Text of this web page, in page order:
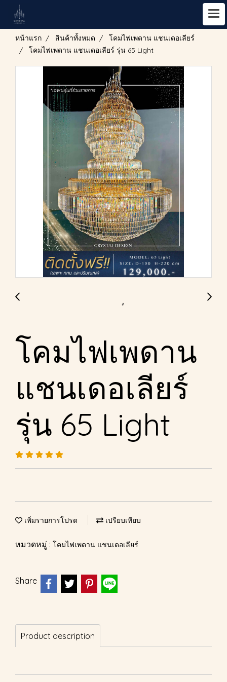
หน้าแรก สินค้าทั้งหมด
โคมไฟเพดาน แชนเดอเลียร์
โคมไฟเพดาน แชนเดอเลียร์ รุ่น 65 Light
โคมไฟเพดาน
แชนเดอเลียร์
รุ่น 65 Light
เพิ่มรายการโปรด เปรียบเทียบ
หมวดหมู่ : โคมไฟเพดาน แชนเดอเลียร์
Share
Product description